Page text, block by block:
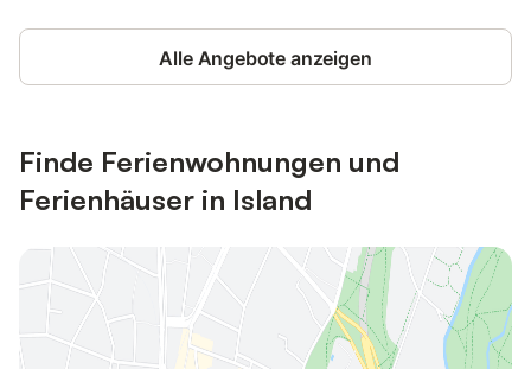
Alle Angebote anzeigen
Finde Ferienwohnungen und
Ferienhäuser in Island